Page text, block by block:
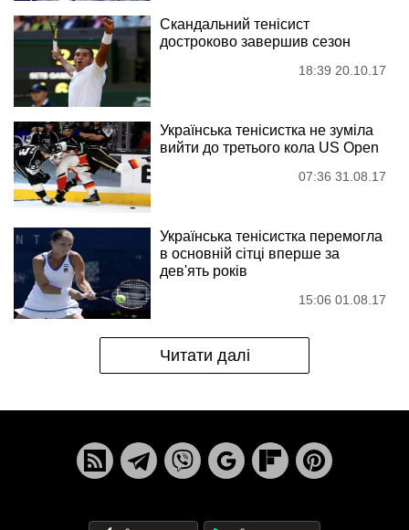
Скандальний тенісист
достроково завершив сезон
18:39 20.10.17
Українська тенісистка не зуміла
вийти до третього кола US Open
07:36 31.08.17
Українська тенісистка перемогла
в основній сітці вперше за
дев'ять років
15:06 01.08.17
Читати далі